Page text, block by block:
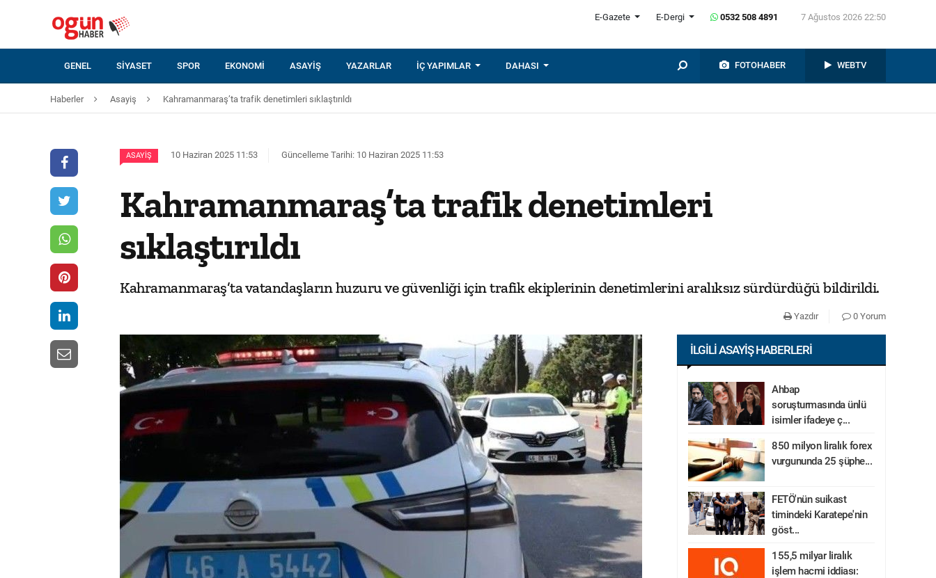
E-Gazete E-Dergi 0532 508 4891 7 Ağustos 2026 22:50
GENEL SIYASET SPOR EKONOMI ASAYIŞ YAZARLAR İÇ YAPIMLAR DAHASI FOTOHABER WEBTV
Haberler Asayiş Kahramanmaraş’ta trafik denetimleri sıklaştırıldı
ASAYIŞ 10 Haziran 2025 11:53 Güncelleme Tarihi: 10 Haziran 2025 11:53
Kahramanmaraş’ta trafik denetimleri
sıklaştırıldı
Kahramanmaraş’ta vatandaşların huzuru ve güvenliği için trafik ekiplerinin denetimlerini aralıksız sürdürdüğü bildirildi.
Yazdır 0 Yorum
İLGILI ASAYIŞ HABERLERI
Ahbap
soruşturmasında ünlü
isimler ifadeye ç...
850 milyon liralık forex
vurgununda 25 şüphe...
FETÖ'nün suikast
timindeki Karatepe'nin
göst...
155,5 milyar liralık
işlem hacmi iddiası: